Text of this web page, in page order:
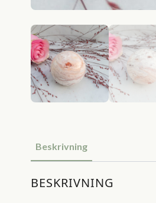
Beskrivning
BESKRIVNING